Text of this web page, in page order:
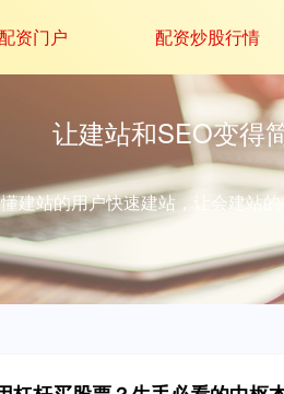
资门户 配资炒股行情
让建站和SEO变得
建站的用户快速建站，让会建站